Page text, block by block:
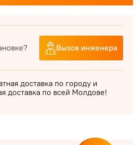
Вызов инженера
доставка по городу и
доставка по всей Молдове!